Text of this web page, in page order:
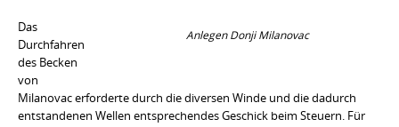
Anlegen Donji Milanovac
Das
Durchfahren
des Becken
von
Milanovac erforderte durch die diversen Winde und die dadurch
entstandenen Wellen entsprechendes Geschick beim Steuern. Für